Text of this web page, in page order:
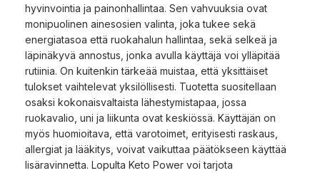
hyvinvointia ja painonhallintaa. Sen vahvuuksia ovat
monipuolinen ainesosien valinta, joka tukee sekä
energiatasoa että ruokahalun hallintaa, sekä selkeä ja
läpinäkyvä annostus, jonka avulla käyttäjä voi ylläpitää
rutiinia. On kuitenkin tärkeää muistaa, että yksittäiset
tulokset vaihtelevat yksilöllisesti. Tuotetta suositellaan
osaksi kokonaisvaltaista lähestymistapaa, jossa
ruokavalio, uni ja liikunta ovat keskiössä. Käyttäjän on
myös huomioitava, että varotoimet, erityisesti raskaus,
allergiat ja lääkitys, voivat vaikuttaa päätökseen käyttää
lisäravinnetta. Lopulta Keto Power voi tarjota